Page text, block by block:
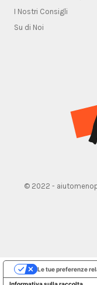
I Nostri Consigli
Su di Noi
© 2022 -
Le tue preferenze